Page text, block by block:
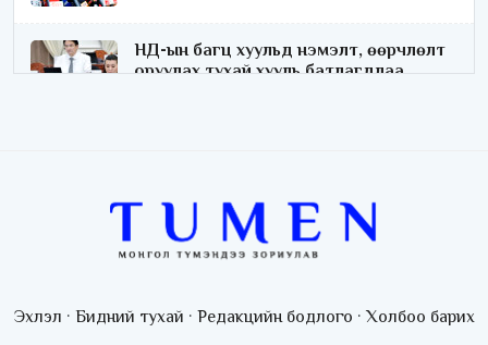
НД-ын багц хуульд нэмэлт, өөрчлөлт
оруулах тухай хууль батлагдлаа
хяналт тавина
Admin 2026-07-02 09:10:46
барилдааныг 3 өдөрт шилжүүлбэл
Эхлэл · Бидний тухай · Редакцийн бодлого ·Холбоо барих